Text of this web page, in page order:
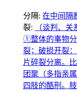
分隔: 在中间隔
裂:
（谈判、
①整体的事物
裂；破损开裂
片碎裂分离。
团聚（多指亲
四肢的酷刑。